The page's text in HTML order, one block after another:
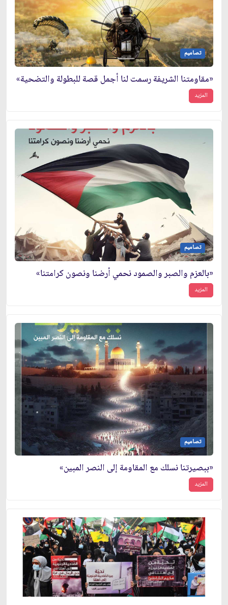
تصاميم
«مقاومتنا الشريفة رسمت لنا أجمل قصة للبطولة والتضحية»
المزيد
تصاميم
«بالعزم والصبر والصمود نحمي أرضنا ونصون كرامتنا»
المزيد
تصاميم
«ببصيرتنا نسلك مع المقاومة إلى النصر المبين»
المزيد